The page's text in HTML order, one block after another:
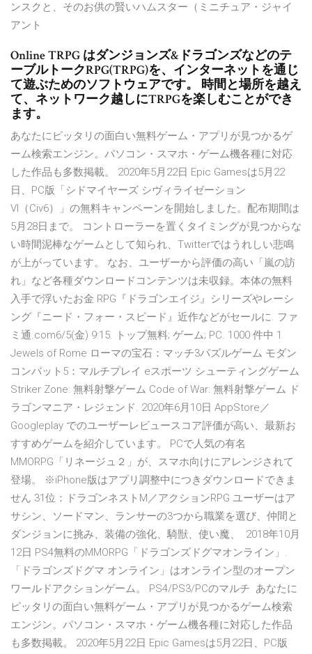
ンスクと、そのお供の賢いハムスター（ミニチュア・ジャイ
アント
Online TRPG はダンジョンズ&ドラゴンズなどのテ
ーブルトークRPG(TRPG)を、インターネットを通じ
て遊ぶためのソフトウェアです。 時間と場所を越え
て、ネットワーク越しにTRPGを楽しむことができ
ます。
あなたにピッタリの面白い無料ゲーム・アプリが見つかるゲ
ーム検索エンジン。パソコン・スマホ・ゲーム機各種に対応
した作品も多数掲載。 2020年5月22日 Epic Gamesは5月22
日、PC版「シドマイヤーズ シヴィライゼーション
VI（Civ6）」の無料キャンペーンを開始しました。配布期間は
5月28日まで。 コントローラーを置くタイミングが見つからな
い時間泥棒なゲームとして知られ、Twitterではうれしい悲鳴
が上がっています。 なお、ユーザーから評価の高い「嵐の訪
れ」など各種ダウンロードコンテンツは未収録。本体の無料
入手で浮いたお金 RPG『ドラゴンエイジ』シリーズやレーシ
ング『ニード・フォー・スピード』近作などがセールに. ファ
ミ通.com6/5(金) 9:15. トップ無料; ゲーム; PC. 1000 件中 1
Jewels of Rome ローマの宝石：マッチ3パズルゲーム モダン
コンバット5：マルチプレイ eスポーツ シューティングゲーム
Striker Zone: 無料射撃ゲーム Code of War: 無料射撃ゲーム ド
ラゴンマニア・レジェンド. 2020年6月10日 AppStore／
Googleplay でのユーザーレビュースコア評価が高い、最新お
すすめゲームを紹介しています。 PCで人気の有名
MMORPG「リネージュ２」が、スマホ向けにアレンジされて
登場。 ※iPhone版はアプリ調整中につきダウンロードできま
せん 31位：ドラゴンネストM／アクションRPG ユーザーはア
サシン、ソードマン、ランサーの3つから職業を選び、仲間と
ダンジョンに挑み、装備の強化、騎獣、使い魔、 2018年10月
12日 PS4無料のMMORPG「ドラゴンズドグマオンライン」.
「ドラゴンズドグマ オンライン」はオンライン型のオープン
ワールドアクションゲーム。 PS4/PS3/PCのマルチ あなたに
ピッタリの面白い無料ゲーム・アプリが見つかるゲーム検索
エンジン。パソコン・スマホ・ゲーム機各種に対応した作品
も多数掲載。 2020年5月22日 Epic Gamesは5月22日、PC版